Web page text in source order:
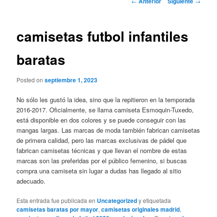
camisetas futbol infantiles
baratas
Posted onseptiembre 1, 2023
No sólo les gustó la idea, sino que la repitieron en la temporada
2016-2017. Oficialmente, se llama camiseta Esmoquin-Tuxedo,
está disponible en dos colores y se puede conseguir con las
mangas largas. Las marcas de moda también fabrican camisetas
de primera calidad, pero las marcas exclusivas de pádel que
fabrican camisetas técnicas y que llevan el nombre de estas
marcas son las preferidas por el público femenino, si buscas
compra una camiseta sin lugar a dudas has llegado al sitio
adecuado.
Esta entrada fue publicada en Uncategorizedy etiquetada
camisetas baratas por mayor,camisetas originales madrid,